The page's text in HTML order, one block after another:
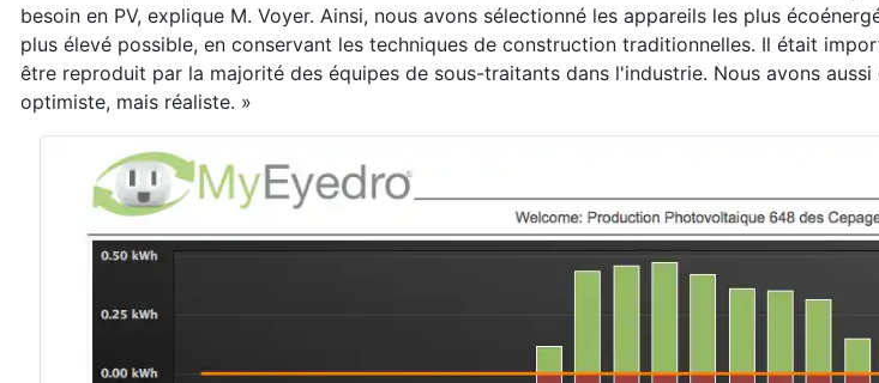
besoin en PV, explique M. Voyer. Ainsi, nous avons sélectionné les appareils les plus
plus élevé possible, en conservant les techniques de construction traditionnelles. Il était
être reproduit par la majorité des équipes de sous-traitants dans l'industrie. Nous avons
optimiste, mais réaliste. »